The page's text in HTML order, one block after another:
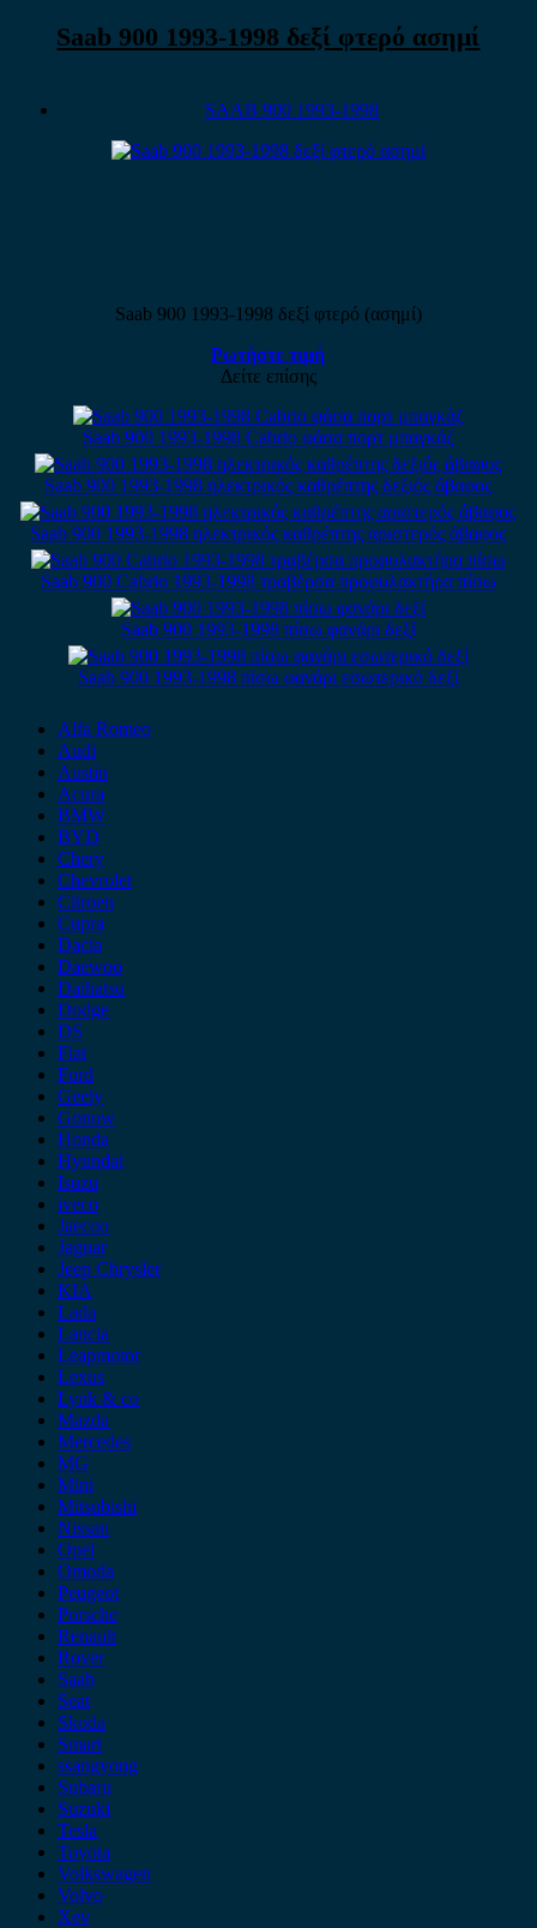
Saab 900 1993-1998 δεξί φτερό ασημί
SAAB 900 1993-1998
Saab 900 1993-1998 δεξί φτερό (ασημί)
Ρωτήστε τιμή
Δείτε επίσης
Saab 900 1993-1998 Cabrio φάσα πορτ μπαγκάζ
Saab 900 1993-1998 ηλεκτρικός καθρέπτης δεξιός άβαφος
Saab 900 1993-1998 ηλεκτρικός καθρέπτης αριστερός άβαφος
Saab 900 Cabrio 1993-1998 τραβέρσα προφυλακτήρα πίσω
Saab 900 1993-1998 πίσω φανάρι δεξί
Saab 900 1993-1998 πίσω φανάρι εσωτερικό δεξί
Alfa Romeo
Audi
Austin
Acura
BMW
BYD
Chery
Chevrolet
Citroen
Cupra
Dacia
Daewoo
Daihatsu
Dodge
DS
Fiat
Ford
Geely
Gonow
Honda
Hyundai
Isuzu
iveco
Jaecoo
Jaguar
Jeep Chrysler
KIA
Lada
Lancia
Leapmotor
Lexus
Lynk & co
Mazda
Mercedes
MG
Mini
Mitsubishi
Nissan
Opel
Omoda
Peugeot
Porsche
Renault
Rover
Saab
Seat
Skoda
Smart
ssangyong
Subaru
Suzuki
Tesla
Toyota
Volkswagen
Volvo
Xev